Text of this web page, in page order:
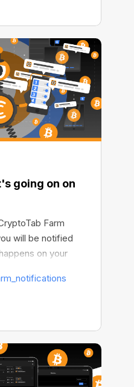
!
going on on
Farm
will be notified
on your
inactivated or
will find out
of seconds.
a push
about all